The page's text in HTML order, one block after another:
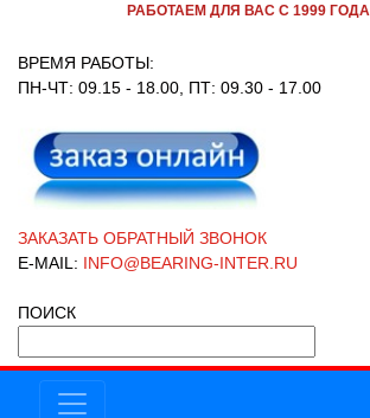
РАБОТАЕМ ДЛЯ ВАС С 1999 ГОДА
ВРЕМЯ РАБОТЫ:
ПН-ЧТ: 09.15 - 18.00, ПТ: 09.30 - 17.00
ЗАКАЗАТЬ ОБРАТНЫЙ ЗВОНОК
E-MAIL: INFO@BEARING-INTER.RU
ПОИСК